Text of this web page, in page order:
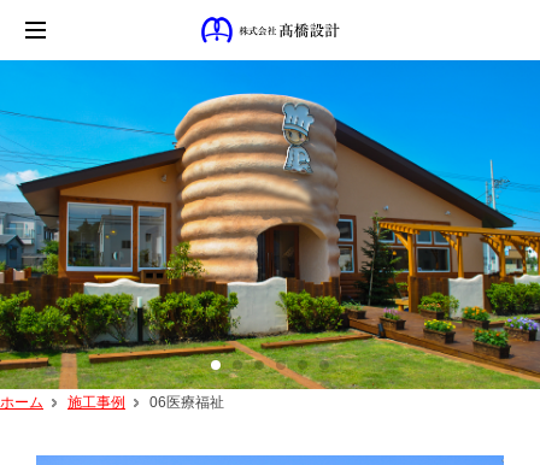
ホーム 施工事例 06医療福祉